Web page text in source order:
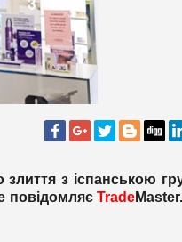
злиття з іспанською
повідомляєTradeMaster.